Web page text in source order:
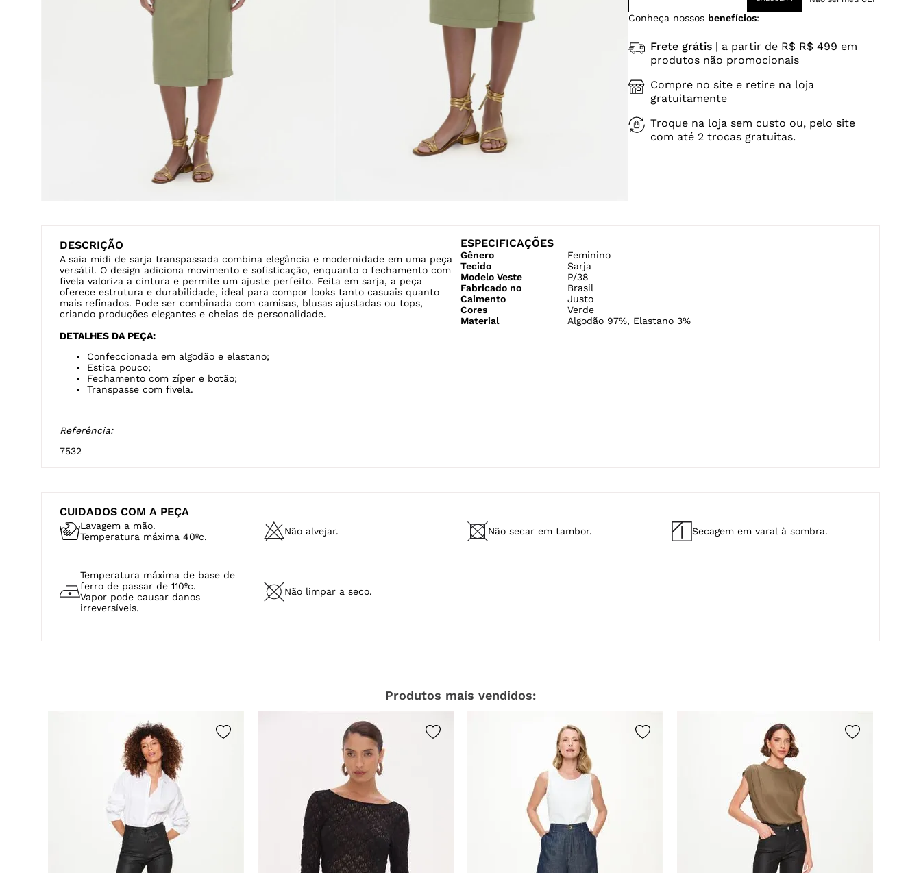
Conheça nossos benefícios:
Frete grátis| a partir de R$ R$ 499 em
produtos não promocionais
Compre no site e retire na loja
gratuitamente
Troque na loja sem custo ou, pelo site
com até 2 trocas gratuitas.
DESCRIÇÃO
A saia midi de sarja transpassada combina elegância e modernidade em uma peça
versátil. O design adiciona movimento e sofisticação, enquanto o fechamento com
fivela valoriza a cintura e permite um ajuste perfeito. Feita em sarja, a peça
oferece estrutura e durabilidade, ideal para compor looks tanto casuais quanto
mais refinados. Pode ser combinada com camisas, blusas ajustadas ou tops,
criando produções elegantes e cheias de personalidade.
DETALHES DA PEÇA:
Confeccionada em algodão e elastano;
Estica pouco;
Fechamento com zíper e botão;
Transpasse com fivela.
Referência:
7532
ESPECIFICAÇÕES
Gênero
Feminino
Tecido
Sarja
Modelo Veste
P/38
Fabricado no
Brasil
Caimento
Justo
Cores
Verde
Material
Algodão 97%, Elastano 3%
CUIDADOS COM A PEÇA
Lavagem a mão.
Temperatura máxima 40ºc.
Não alvejar. Não secar em tambor. Secagem em varal à sombra.
Temperatura máxima de base de
ferro de passar de 110ºc.
Vapor pode causar danos
irreversíveis.
Não limpar a seco.
Produtos mais vendidos: